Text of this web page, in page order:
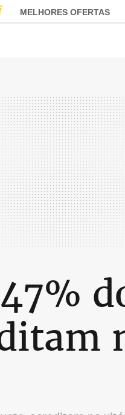
MELHORES OFERTAS